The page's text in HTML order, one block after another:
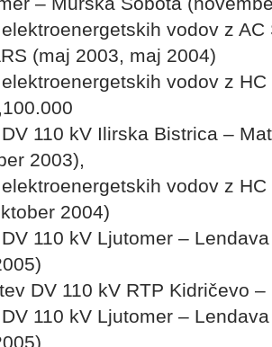
vodov z
(maj 2003, maj 2004)
vodov z
110 kV Ilirska Bistrica –
2003),
vodov z
2004)
110 kV Ljutomer –
DV 110 kV RTP Kidričevo
110 kV Ljutomer –